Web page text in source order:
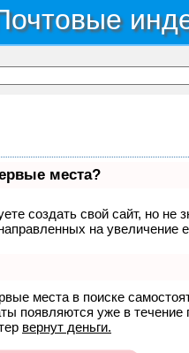
места?
создать свой сайт, но не
на увеличение
места в поиске
появляются уже в
вернут деньги.